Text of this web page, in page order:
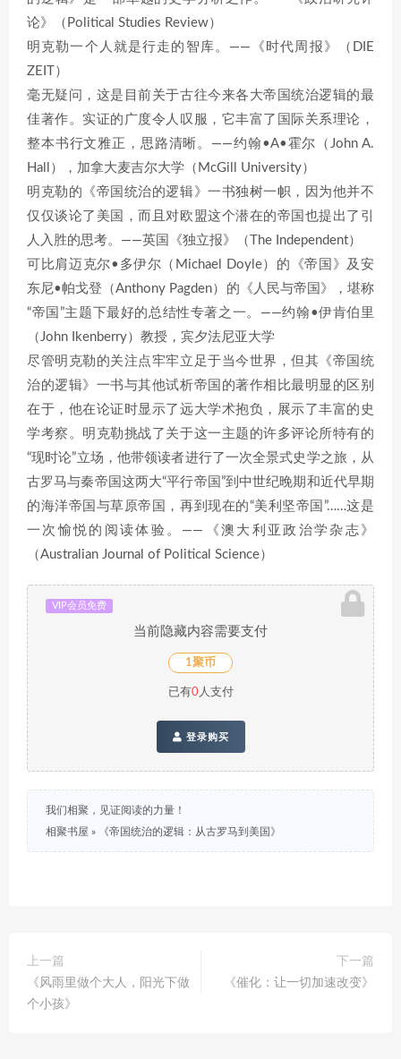
论》（Political Studies Review）
明克勒一个人就是行走的智库。——《时代周报》（DIE
ZEIT）
毫无疑问，这是目前关于古往今来各大帝国统治逻辑的最
佳著作。实证的广度令人叹服，它丰富了国际关系理论，
整本书行文雅正，思路清晰。——约翰•A•霍尔（John A.
Hall），加拿大麦吉尔大学（McGill University）
明克勒的《帝国统治的逻辑》一书独树一帜，因为他并不
仅仅谈论了美国，而且对欧盟这个潜在的帝国也提出了引
人入胜的思考。——英国《独立报》（The Independent）
可比肩迈克尔•多伊尔（Michael Doyle）的《帝国》及安
东尼•帕戈登（Anthony Pagden）的《人民与帝国》，堪称
“帝国”主题下最好的总结性专著之一。——约翰•伊肯伯里
（John Ikenberry）教授，宾夕法尼亚大学
尽管明克勒的关注点牢牢立足于当今世界，但其《帝国统
治的逻辑》一书与其他试析帝国的著作相比最明显的区别
在于，他在论证时显示了远大学术抱负，展示了丰富的史
学考察。明克勒挑战了关于这一主题的许多评论所特有的
“现时论”立场，他带领读者进行了一次全景式史学之旅，从
古罗马与秦帝国这两大“平行帝国”到中世纪晚期和近代早期
的海洋帝国与草原帝国，再到现在的“美利坚帝国”……这是
一次愉悦的阅读体验。——《澳大利亚政治学杂志》
（Australian Journal of Political Science）
VIP会员免费
当前隐藏内容需要支付
1聚币
已有0人支付
登录购买
我们相聚，见证阅读的力量！
相聚书屋 » 《帝国统治的逻辑：从古罗马到美国》
上一篇
《风雨里做个大人，阳光下做
个小孩》
下一篇
《催化：让一切加速改变》